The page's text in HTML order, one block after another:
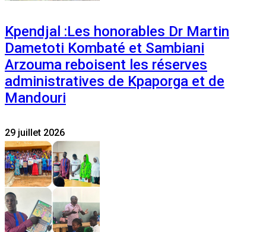
Kpendjal :Les honorables Dr Martin
Dametoti Kombaté et Sambiani
Arzouma reboisent les réserves
administratives de Kpaporga et de
Mandouri
29 juillet 2026